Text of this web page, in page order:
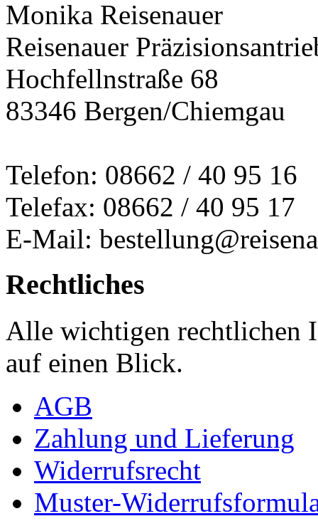
Monika Reisenauer
Reisenauer
Hochfellnstraße 68
83346 Bergen/Chiemgau
Telefon: 08662 / 40 95 16
Telefax: 08662 / 40 95 17
E-Mail:
Rechtliches
Alle wichtigen rechtlichen
auf einen Blick.
AGB
Zahlung und Lieferung
Widerrufsrecht
Muster-